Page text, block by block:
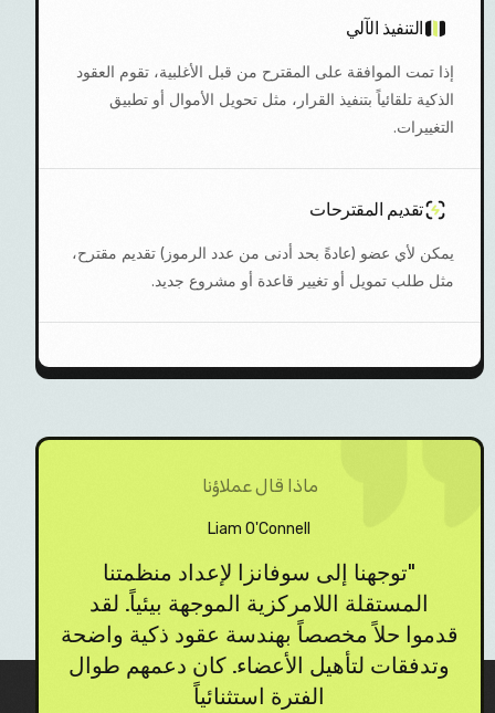
التنفيذ الآلي
إذا تمت الموافقة على المقترح من قبل الأغلبية، تقوم العقود
الذكية تلقائياً بتنفيذ القرار، مثل تحويل الأموال أو تطبيق
التغييرات.
تقديم المقترحات
يمكن لأي عضو (عادةً بحد أدنى من عدد الرموز) تقديم مقترح،
مثل طلب تمويل أو تغيير قاعدة أو مشروع جديد.
ماذا قال عملاؤنا
Liam O'Connell
"توجهنا إلى سوفانزا لإعداد منظمتنا
المستقلة اللامركزية الموجهة بيئياً. لقد
قدموا حلاً مخصصاً بهندسة عقود ذكية واضحة
وتدفقات لتأهيل الأعضاء. كان دعمهم طوال
الفترة استثنائياً